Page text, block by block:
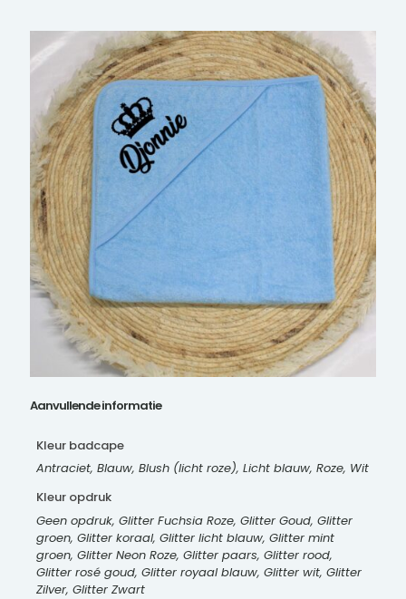
Aanvullende informatie
Kleur badcape
Antraciet, Blauw, Blush (licht roze), Licht blauw, Roze, Wit
Kleur opdruk
Geen opdruk, Glitter Fuchsia Roze, Glitter Goud, Glitter
groen, Glitter koraal, Glitter licht blauw, Glitter mint
groen, Glitter Neon Roze, Glitter paars, Glitter rood,
Glitter rosé goud, Glitter royaal blauw, Glitter wit, Glitter
Zilver, Glitter Zwart